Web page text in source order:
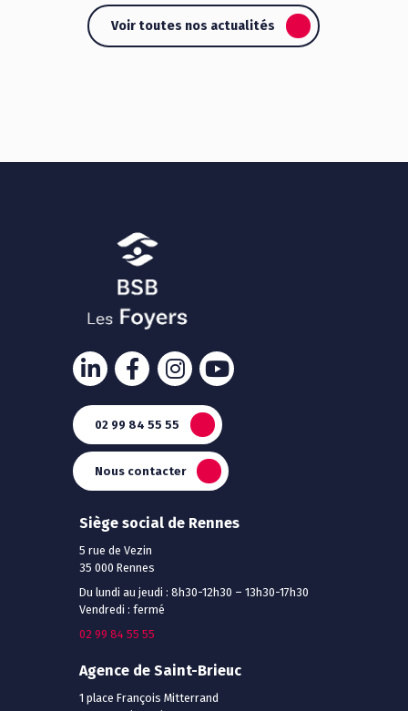
Voir toutes nos actualités
02 99 84 55 55
Nous contacter
Siège social de Rennes
5 rue de Vezin
35 000 Rennes
Du lundi au jeudi : 8h30-12h30 – 13h30-17h30
Vendredi : fermé
02 99 84 55 55
Agence de Saint-Brieuc
1 place François Mitterrand